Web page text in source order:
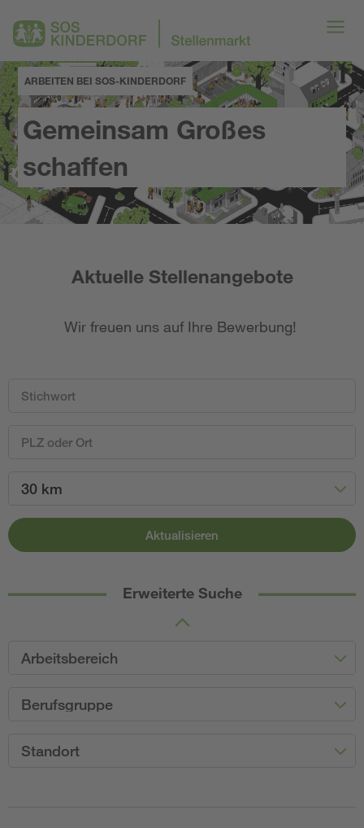
ARBEITEN BEI SOS-KINDERDORF
Gemeinsam Großes
schaffen
Aktuelle Stellenangebote
Wir freuen uns auf Ihre Bewerbung!
30 km
Aktualisieren
Erweiterte Suche
Arbeitsbereich
Berufsgruppe
Standort